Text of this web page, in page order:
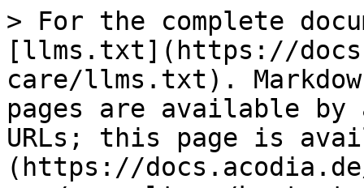
> For the complete
[llms.txt](https://
care/llms.txt).
pages are available by
URLs; this page is
(https://